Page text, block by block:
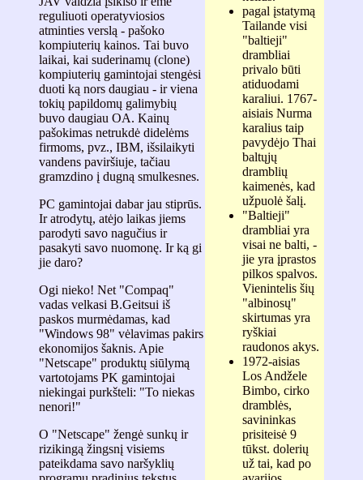
pagal įstatymą
Tailande visi
"baltieji"
drambliai
privalo būti
atiduodami
karaliui. 1767-
aisiais Nurma
karalius taip
pavydėjo Thai
baltųjų
dramblių
kaimenės, kad
užpuolė šalį.
"Baltieji"
drambliai yra
visai ne balti, -
jie yra įprastos
pilkos spalvos.
Vienintelis šių
"albinosų"
skirtumas yra
ryškiai
raudonos akys.
1972-aisias
Los Andžele
Bimbo, cirko
dramblės,
savininkas
prisiteisė 9
tūkst. dolerių
už tai, kad po
reguliuoti operatyviosios
atminties verslą - pašoko
kompiuterių kainos. Tai buvo
laikai, kai suderinamų (clone)
kompiuterių gamintojai stengėsi
duoti ką nors daugiau - ir viena
tokių papildomų galimybių
buvo daugiau OA. Kainų
pašokimas netrukdė didelėms
firmoms, pvz., IBM, išsilaikyti
vandens paviršiuje, tačiau
gramzdino į dugną smulkesnes.
PC gamintojai dabar jau stiprūs.
Ir atrodytų, atėjo laikas jiems
parodyti savo nagučius ir
pasakyti savo nuomonę. Ir ką gi
jie daro?
Ogi nieko! Net "Compaq"
vadas velkasi B.Geitsui iš
paskos murmėdamas, kad
"Windows 98" vėlavimas pakirs
ekonomijos šaknis. Apie
"Netscape" produktų siūlymą
vartotojams PK gamintojai
niekingai purkšteli: "To niekas
nenori!"
O "Netscape" žengė sunkų ir
rizikingą žingsnį visiems
pateikdama savo naršyklių